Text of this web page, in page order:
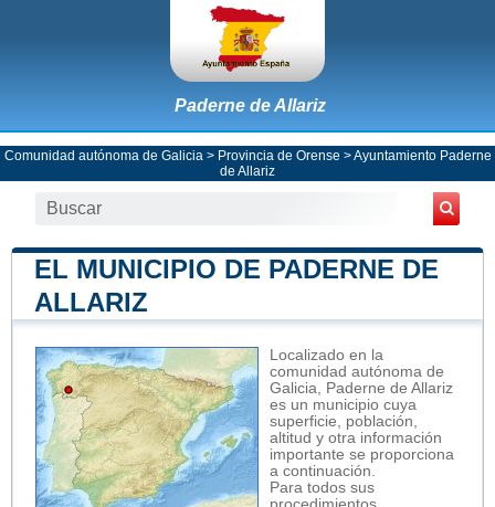
Paderne de Allariz
Comunidad autónoma de Galicia > Provincia de Orense >Ayuntamiento Paderne
de Allariz
EL MUNICIPIO DE PADERNE DE
ALLARIZ
Localizado en la
comunidad autónoma de
Galicia, Paderne de Allariz
es un municipio cuya
superficie, población,
altitud y otra información
importante se proporciona
a continuación.
Para todos sus